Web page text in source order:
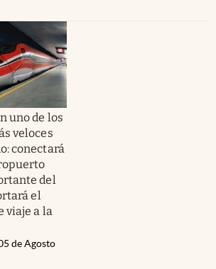
uno de los
veloces
conectará
del
el
viaje a la
de Agosto